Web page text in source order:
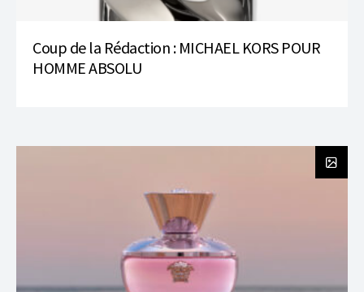
Coup de la Rédaction : MICHAEL KORS POUR
HOMME ABSOLU